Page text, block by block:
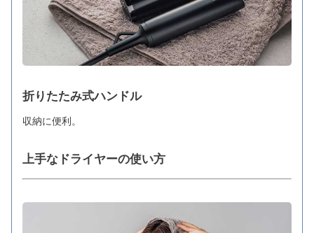
折りたたみ式ハンドル
収納に便利。
上手なドライヤーの使い方